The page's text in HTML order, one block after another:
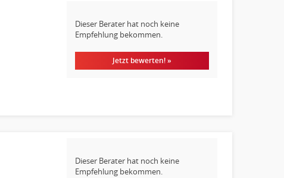
Dieser Berater hat noch keine
Empfehlung bekommen.
Jetzt bewerten! »
Dieser Berater hat noch keine
Empfehlung bekommen.